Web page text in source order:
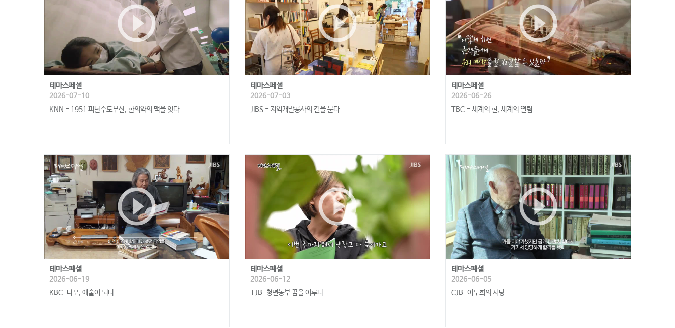
play_circle_outline
테마스페셜
2026-07-10
KNN - 1951 피난수도부산, 한의약의 맥을 잇다
play_circle_outline
테마스페셜
2026-07-03
JIBS - 지역개발공사의 길을 묻다
play_circle_outline
테마스페셜
2026-06-26
TBC - 세계의 현, 세계의 떨림
play_circle_outline
테마스페셜
2026-06-19
KBC-나무, 예술이 되다
play_circle_outline
테마스페셜
2026-06-12
TJB-청년농부 꿈을 이루다
play_circle_outline
테마스페셜
2026-06-05
CJB-이두희의 서당